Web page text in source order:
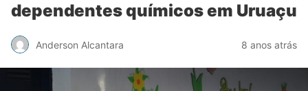
dependentes químicos em Uruaçu
Anderson Alcantara 8 anos atrás